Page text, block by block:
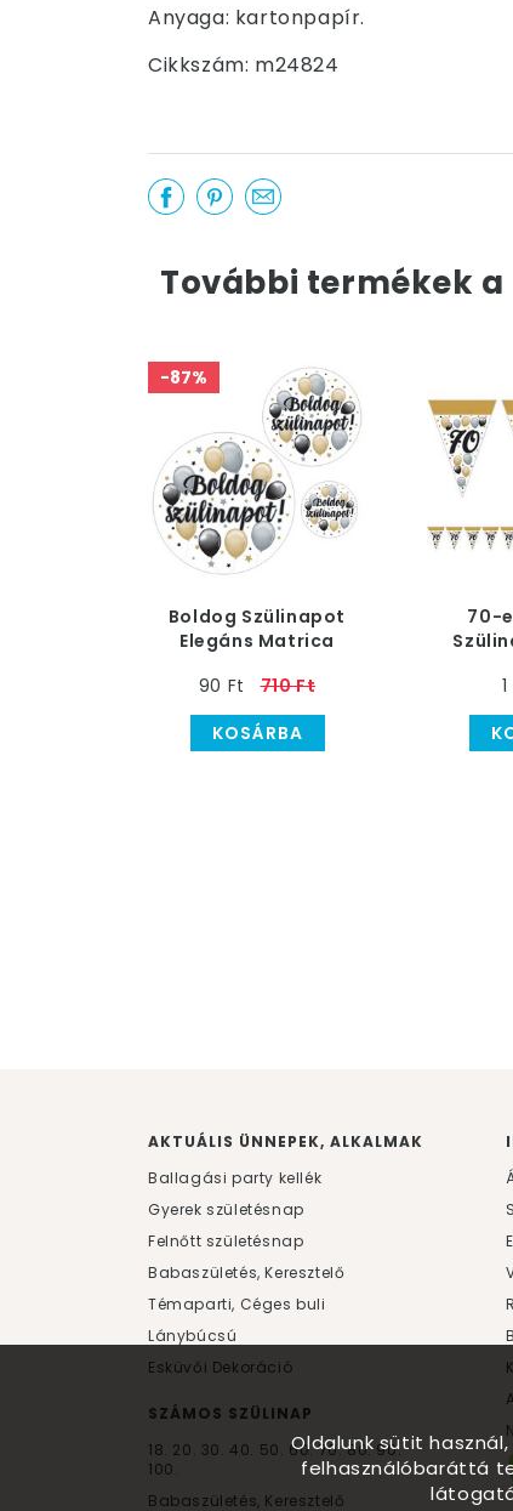
Anyaga: kartonpapír.
Cikkszám: m24824
További termékek
-87%
Boldog Szülinapot
Elegáns Matrica
90 Ft
710 Ft
KOSÁRBA
70-
AKTUÁLIS ÜNNEPEK, ALKALMAK
Ballagási party kellék
Gyerek születésnap
Felnőtt születésnap
Babaszületés, Keresztelő
Témaparti, Céges buli
Lánybúcsú
Esküvői Dekoráció
SZÁMOS SZÜLINAP
18. 20. 30. 40. 50. 60.70.80.90.
100.
Babaszületés, Keresztelő
Oldalunk sütit
felhasználóbaráttá